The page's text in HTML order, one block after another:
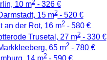
10 m - 326 €
15 m2- 520 €
an der Rot, 16 m2- 580 €
Trusetal, 27 m2- 330 €
65 m2- 780 €
2